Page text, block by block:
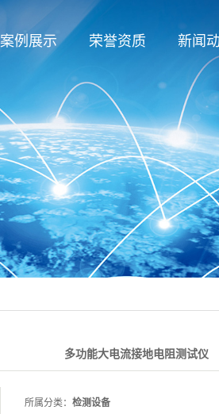
案例展示 荣誉资质 新闻
企业
行业
招采
多功能大电流接地电阻测试仪
所属分类： 检测设备